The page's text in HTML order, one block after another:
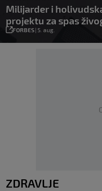
Milijarder i
projektu za spas
FORBES| 5. aug.
ZDRAVLJE